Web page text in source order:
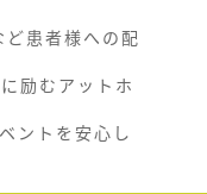
患者様への配
励むアットホ
ントを安心し